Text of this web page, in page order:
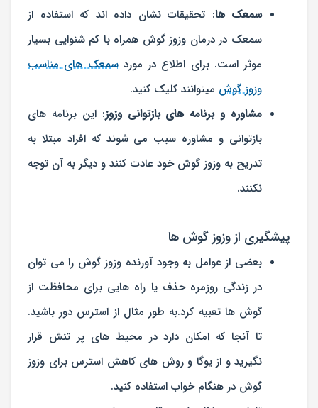
سمعک ها: تحقیقات نشان داده اند که استفاده از
سمعک در درمان وزوز گوش همراه با کم شنوایی بسیار
موثر است. برای اطلاع در موردسمعک های مناسب
وزوز گوش میتوانند کلیک کنید.
مشاوره و برنامه های بازتوانی وزوز: این برنامه های
بازتوانی و مشاوره سبب می شوند که افراد مبتلا به
تدریج به وزوز گوش خود عادت کنند و دیگر به آن توجه
نکنند.
پیشگیری از وزوز گوش ها
بعضی از عوامل به وجود آورنده وزوز گوش را می توان
در زندگی روزمره حذف یا راه هایی برای محافظت از
گوش ها تعبیه کرد.به طور مثال از استرس دور باشید.
تا آنجا که امکان دارد در محیط های پر تنش قرار
نگیرید و از یوگا و روش های کاهش استرس برای وزوز
گوش در هنگام خواب استفاده کنید.